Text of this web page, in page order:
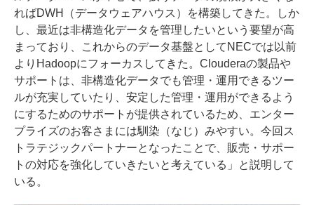
ればDWH（データウェアハウス）を構築してきた。しか
し、最近は非構造化データを管理したいという要望が高
まっており、これからのデータ基盤としてNECでは以前
よりHadoopにフォーカスしてきた。Clouderaの製品や
サポートは、非構造化データでも管理・運用できるツー
ルが充実していたり、安定した管理・運用ができるよう
にするためのサポートが提供されているため、エンター
プライズのお客さまには馴染（なじ）みやすい。今回ス
トラテジックパートナーとなったことで、販売・サポー
トの対応を強化していきたいと考えている」と説明して
いる。